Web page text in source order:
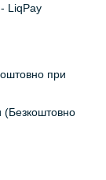
LiqPay
при
(Безкоштовно